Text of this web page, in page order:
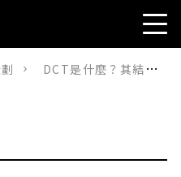
DCT是什麼？其結構與構造和優缺點